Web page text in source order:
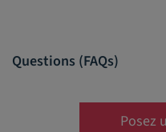
Questions (FAQs)
Posez